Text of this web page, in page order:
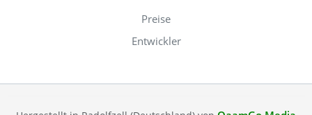
Preise
Entwickler